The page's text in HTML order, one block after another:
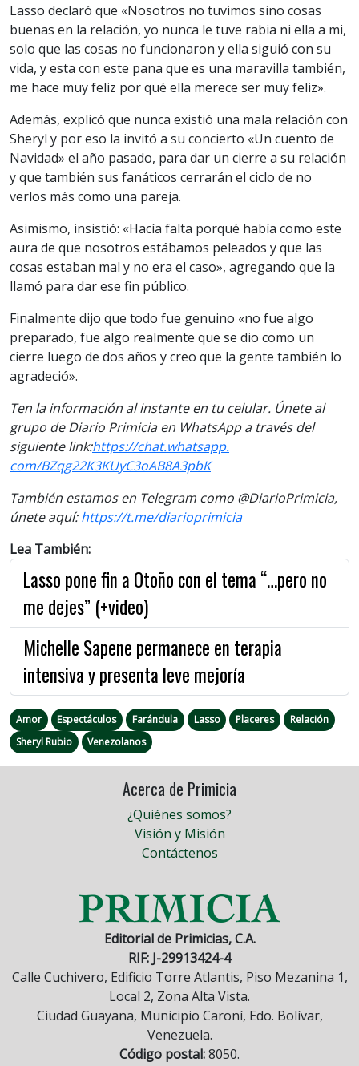
Lasso declaró que «Nosotros no tuvimos sino cosas
buenas en la relación, yo nunca le tuve rabia ni ella a mi,
solo que las cosas no funcionaron y ella siguió con su
vida, y esta con este pana que es una maravilla también,
me hace muy feliz por qué ella merece ser muy feliz».
Además, explicó que nunca existió una mala relación con
Sheryl y por eso la invitó a su concierto «Un cuento de
Navidad» el año pasado, para dar un cierre a su relación
y que también sus fanáticos cerrarán el ciclo de no
verlos más como una pareja.
Asimismo, insistió: «Hacía falta porqué había como este
aura de que nosotros estábamos peleados y que las
cosas estaban mal y no era el caso», agregando que la
llamó para dar ese fin público.
Finalmente dijo que todo fue genuino «no fue algo
preparado, fue algo realmente que se dio como un
cierre luego de dos años y creo que la gente también lo
agradeció».
Ten la información al instante en tu celular. Únete al
grupo de Diario Primicia en WhatsApp a través del
siguiente link:https://chat.whatsapp.
com/BZqg22K3KUyC3oAB8A3pbK
También estamos en Telegram como @DiarioPrimicia,
únete aquí:https://t.me/diarioprimicia
Lea También:
Lasso pone fin a Otoño con el tema “…pero no
me dejes” (+video)
Michelle Sapene permanece en terapia
intensiva y presenta leve mejoría
Amor Espectáculos Farándula Lasso Placeres
Relación
Sheryl Rubio
Venezolanos
Acerca de Primicia
¿Quiénes somos?
Visión y Misión
Contáctenos
Editorial de Primicias, C.A.
RIF: J-29913424-4
Calle Cuchivero, Edificio Torre Atlantis, Piso Mezanina 1,
Local 2, Zona Alta Vista.
Ciudad Guayana, Municipio Caroní, Edo. Bolívar,
Venezuela.
Código postal:8050.